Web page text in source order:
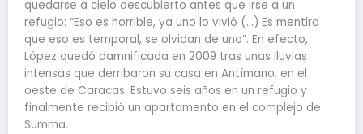
quedarse a cielo descubierto antes que irse a un
refugio: “Eso es horrible, ya uno lo vivió (…) Es mentira
que eso es temporal, se olvidan de uno”. En efecto,
López quedó damnificada en 2009 tras unas lluvias
intensas que derribaron su casa en Antímano, en el
oeste de Caracas. Estuvo seis años en un refugio y
finalmente recibió un apartamento en el complejo de
Summa.